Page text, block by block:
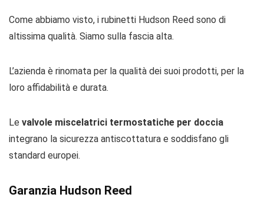
Come abbiamo visto, i rubinetti Hudson Reed sono di
altissima qualità. Siamo sulla fascia alta.
L’azienda è rinomata per la qualità dei suoi prodotti, per la
loro affidabilità e durata.
Le valvole miscelatrici termostatiche per doccia
integrano la sicurezza antiscottatura e soddisfano gli
standard europei.
Garanzia Hudson Reed